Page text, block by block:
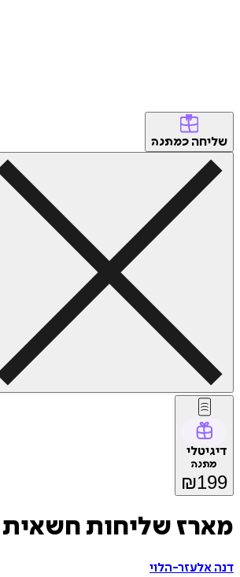
שליחה כמתנה
דיגיטלי
מתנה
₪199
מארז שליחות חשאית
דנה אלעזר-הלוי